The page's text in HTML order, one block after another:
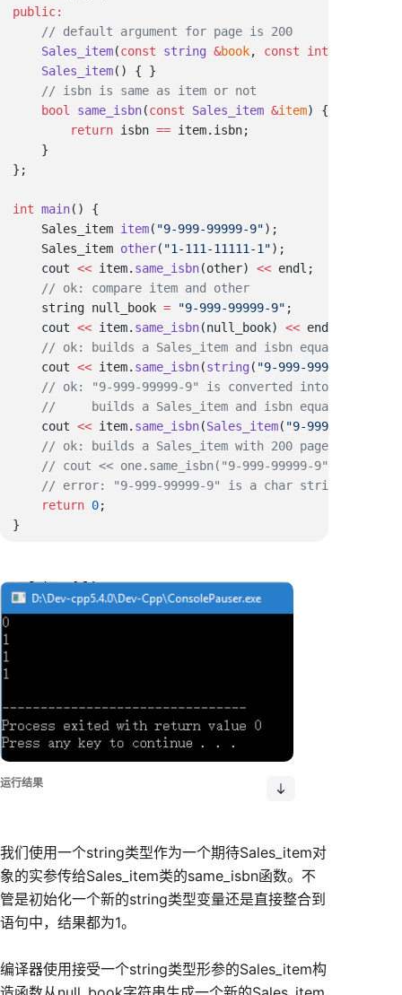
    Sales_item
(const string &book, const int
    Sales_item
    bool
same_isbn(const Sales_item &item
        return
isbn ==
int main
    Sales_item
item( "9-999-99999-9"
    Sales_item
other( "1-111-11111-1"
    cout
<< item. same_isbn(other) <<
    string null_book
= "9-999-99999-9"
    cout
<< item. same_isbn(null_book) <<
    cout
<< item. same_isbn(string ( "9-999-99999-9"
    cout
<< item. same_isbn(Sales_item( "9-999-99999-9"
    return
0
运行结果
我们使用一个string类型作为一个期待Sales_item对
象的实参传给Sales_item类的same_isbn函数。不
管是初始化一个新的string类型变量还是直接整合到
语句中，结果都为1。
编译器使用接受一个string类型形参的Sales_item构